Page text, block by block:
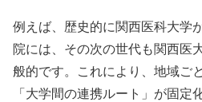
例えば、歴史的に関西医科大学
院には、その次の世代も関西医
般的です。これにより、地域ご
「大学間の連携ルート」が固定